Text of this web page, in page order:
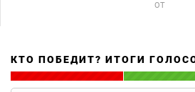
ОТ
КТО ПОБЕДИТ? ИТОГИ